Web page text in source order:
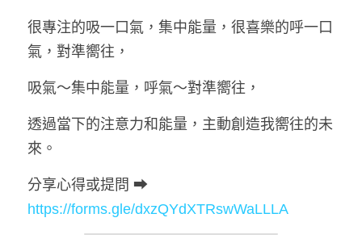
很專注的吸一口氣，集中能量，很喜樂的呼一口
氣，對準嚮往，
吸氣～集中能量，呼氣～對準嚮往，
透過當下的注意力和能量，主動創造我嚮往的未
來。
https://forms.gle/dxzQYdXTRswWaLLLA